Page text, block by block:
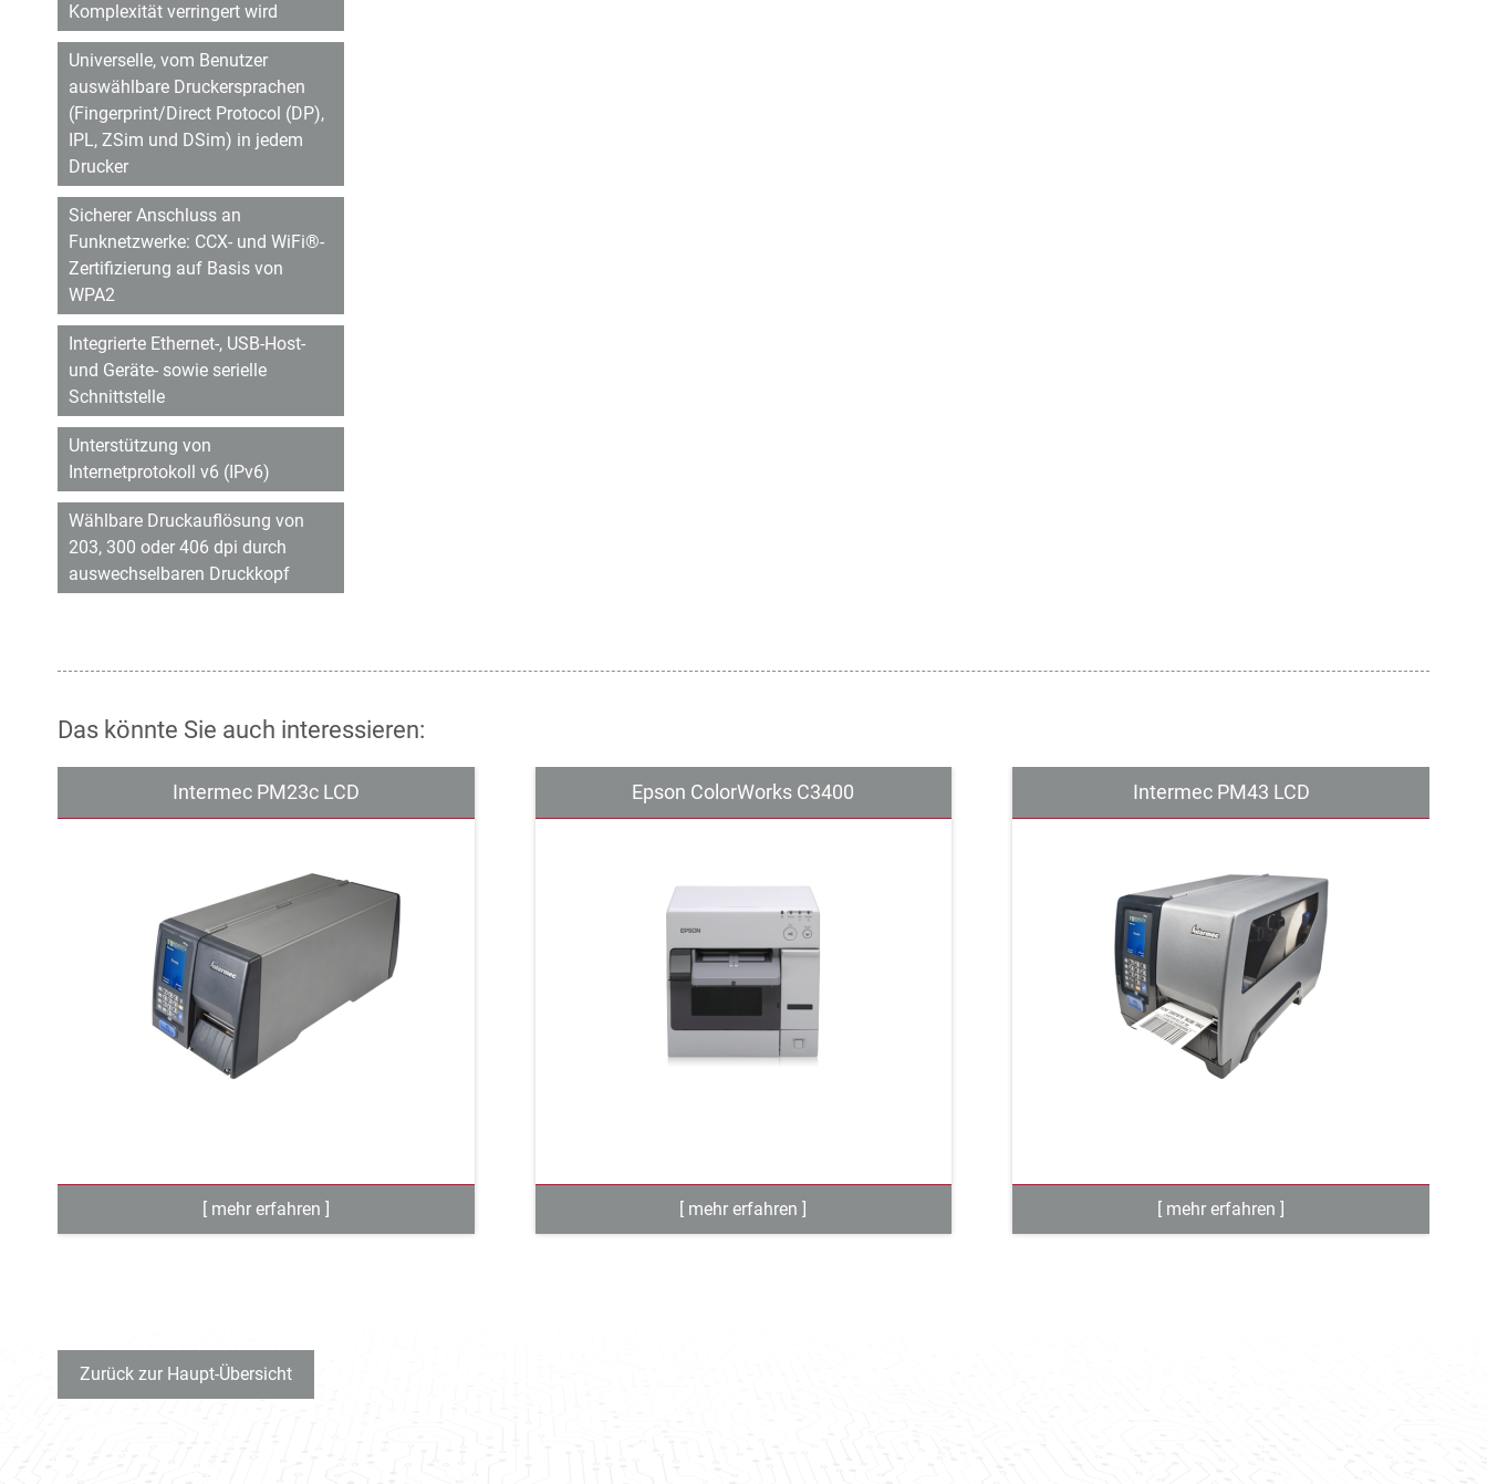
Komplexität verringert wird
Universelle, vom Benutzer
auswählbare Druckersprachen
(Fingerprint/Direct Protocol (DP),
IPL, ZSim und DSim) in jedem
Drucker
Sicherer Anschluss an
Funknetzwerke: CCX- und WiFi®-
Zertifizierung auf Basis von
WPA2
Integrierte Ethernet-, USB-Host-
und Geräte- sowie serielle
Schnittstelle
Unterstützung von
Internetprotokoll v6 (IPv6)
Wählbare Druckauflösung von
203, 300 oder 406 dpi durch
auswechselbaren Druckkopf
Das könnte Sie auch interessieren:
Intermec PM23c LCD Epson ColorWorks C3400 Intermec PM43 LCD
Zurück zur Haupt-Übersicht